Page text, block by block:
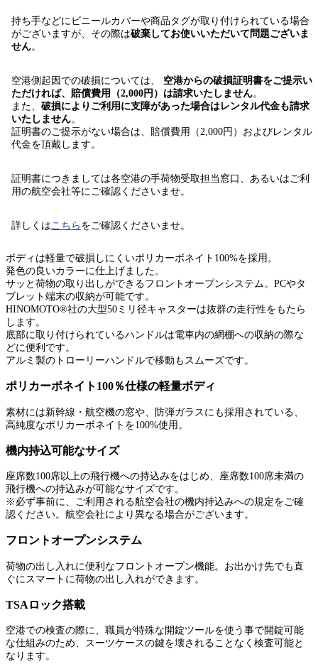
持ち手などにビニールカバーや商品タグが取り付けられている場合
がございますが、その際は破棄してお使いいただいて問題ございま
せん。
空港側起因での破損については、 空港からの破損証明書をご提示い
ただければ、賠償費用（2,000円）は請求いたしません。
また、 破損によりご利用に支障があった場合はレンタル代金も請求
いたしません。
証明書のご提示がない場合は、賠償費用（2,000円）およびレンタル
代金を頂戴します。
証明書につきましては各空港の手荷物受取担当窓口、あるいはご利
用の航空会社等にご確認くださいませ。
詳しくはこちら をご確認くださいませ。
ボディは軽量で破損しにくいポリカーボネイト100%を採用。
発色の良いカラーに仕上げました。
サッと荷物の取り出しができるフロントオープンシステム。PCやタ
ブレット端末の収納が可能です。
HINOMOTO®︎社の大型50ミリ径キャスターは抜群の走行性をもたら
します。
底部に取り付けられているハンドルは電車内の網棚への収納の際な
どに便利です。
アルミ製のトローリーハンドルで移動もスムーズです。
ポリカーボネイト100％仕様の軽量ボディ
素材には新幹線・航空機の窓や、防弾ガラスにも採用されている、
高純度なポリカーボネイトを100%使用。
機内持込可能なサイズ
座席数100席以上の飛行機への持込みをはじめ、座席数100席未満の
飛行機への持込みが可能なサイズです。
※必ず事前に、ご利用される航空会社の機内持込みへの規定をご確
認ください。航空会社により異なる場合がございます。
フロントオープンシステム
荷物の出し入れに便利なフロントオープン機能。お出かけ先でも直
ぐにスマートに荷物の出し入れができます。
TSAロック搭載
空港での検査の際に、職員が特殊な開錠ツールを使う事で開錠可能
な仕組みのため、スーツケースの鍵を壊されることなく検査可能と
なります。